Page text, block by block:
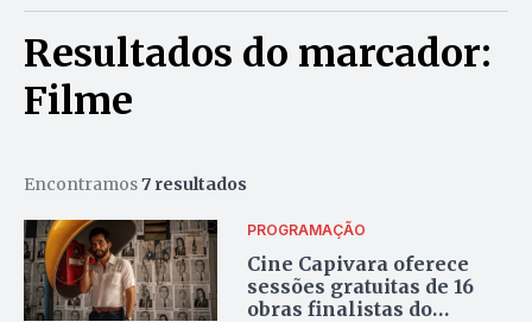
Resultados do marcador:
Filme
Encontramos7 resultados
PROGRAMAÇÃO
Cine Capivara oferece
sessões gratuitas de 16
obras finalistas do